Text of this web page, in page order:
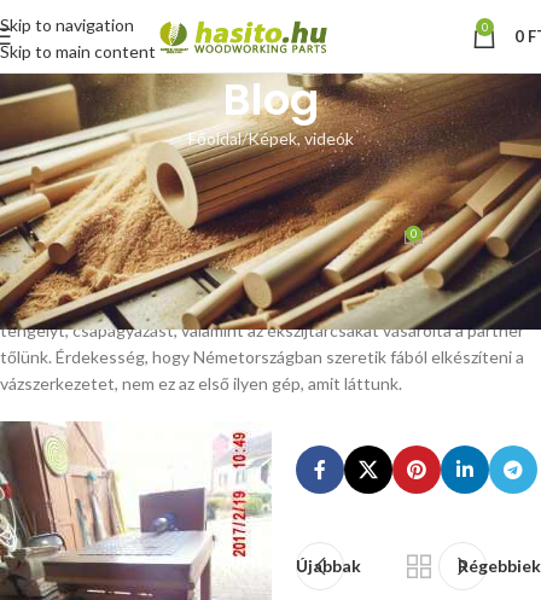
Skip to navigation
Skip to main content
0 0
Blog
Főoldal Képek, videók
KÉPEK, VIDEÓK
Vásárlói fotók
Hoffmann ZsoltBe március 7, 2017 0
Németországból kaptuk az alábbi képeket. A 70 mm-es hasítókúpot,
tengelyt, csapágyazást, valamint az ékszíjtárcsákat vásárolta a partner
tőlünk. Érdekesség, hogy Németországban szeretik fából elkészíteni a
vázszerkezetet, nem ez az első ilyen gép, amit láttunk.
Újabbak Régebbiek